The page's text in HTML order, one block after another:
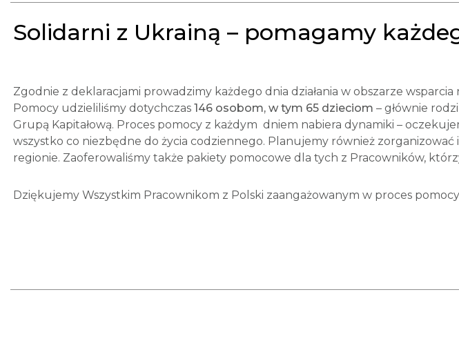
Solidarni z Ukrainą – pomagamy
Zgodnie z deklaracjami prowadzimy każdego dnia działania w obszarze
Pomocy udzieliliśmy dotychczas 146 osobom, w tym 65 dzieciom – głównie
Grupą Kapitałową. Proces pomocy z każdym dniem nabiera dynamiki –
wszystko co niezbędne do życia codziennego. Planujemy również
regionie. Zaoferowaliśmy także pakiety pomocowe dla tych z Pracowników,
Dziękujemy Wszystkim Pracownikom z Polski zaangażowanym w proces